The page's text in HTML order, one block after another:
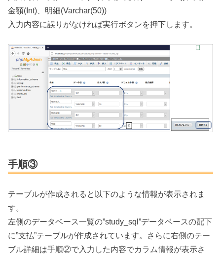
金額(Int)、明細(Varchar(50))
入力内容に誤りがなければ実行ボタンを押下します。
手順③
テーブルが作成されると以下のような情報が表示されま
す。
左側のデータベース一覧の”study_sql”データベースの配下
に”支払”テーブルが作成されています。さらに右側のテー
ブル詳細は手順②で入力した内容でカラム情報が表示さ